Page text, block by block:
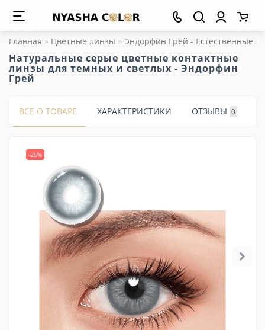
Главная Цветные линзы Эндорфин Грей - Естественные
Натуральные серые цветные контактные
линзы для темных и светлых - Эндорфин
Грей
ВСЕ О ТОВАРЕ ХАРАКТЕРИСТИКИ ОТЗЫВЫ 0
-25%